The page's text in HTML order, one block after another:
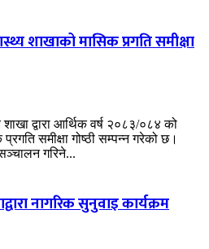
शाखाको मासिक प्रगति समीक्षा
द्वारा आर्थिक वर्ष २०८३/०८४ को
समीक्षा गोष्ठी सम्पन्न गरेको छ।
सञ्चालन गरिने...
नागरिक सुनुवाइ कार्यक्रम